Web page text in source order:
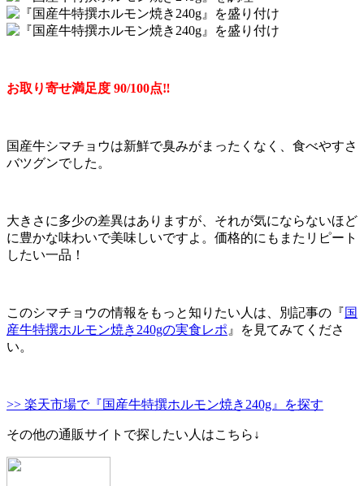
お取り寄せ満足度 90/100点‼︎
国産牛シマチョウは新鮮で臭みがまったくなく、食べやすさ
バツグンでした。
大きさに多少の差異はありますが、それが気にならないほど
に豊かな味わいで美味しいですよ。価格的にもまたリピート
したい一品！
このシマチョウの情報をもっと知りたい人は、別記事の『国
産牛特撰ホルモン焼き240gの実食レポ 』を見てみてくださ
い。
>> 楽天市場で『国産牛特撰ホルモン焼き240g』を探す
その他の通販サイトで探したい人はこちら↓